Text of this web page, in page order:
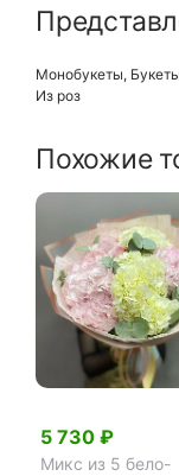
Монобукеты, Букеты
Из роз
Похожие
5 730 ₽
Микс из 5 бело-